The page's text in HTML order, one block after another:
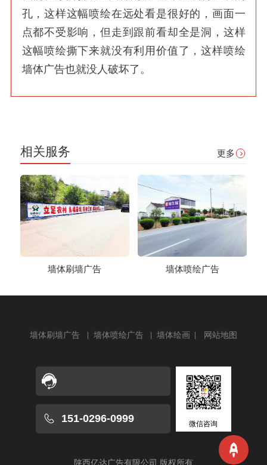
孔，这样这幅喷绘在远处看是很好的，画面一
点都不受影响，但走到跟前看却全是洞，这样
这幅喷绘撕下来就没有利用价值了，这样喷绘
墙体广告也就没人破坏了。
相关服务 更多
墙体刷墙广告 墙体喷绘广告
墙体刷墙广告 墙体喷绘广告 墙体绘画 网站地图
151-0296-0999 微信咨询
陕西亿达广告有限公司 版权所有